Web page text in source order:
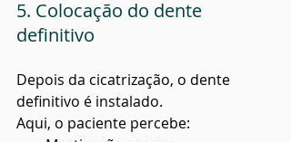
5. Colocação do dente
definitivo
Depois da cicatrização, o dente
definitivo é instalado.
Aqui, o paciente percebe: